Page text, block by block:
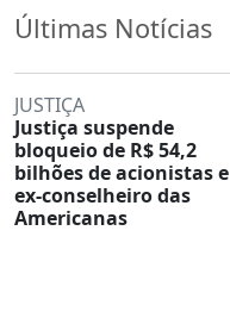
Últimas Notícias
JUSTIÇA
Justiça suspende
bloqueio de R$ 54,2
bilhões de acionistas e
ex-conselheiro das
Americanas